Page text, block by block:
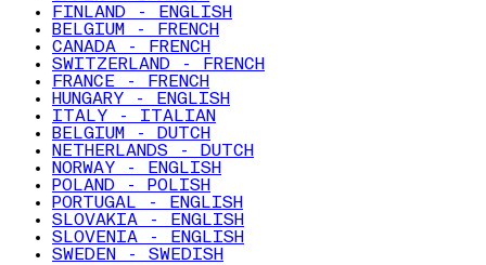
FINLAND - ENGLISH
BELGIUM - FRENCH
CANADA - FRENCH
SWITZERLAND - FRENCH
FRANCE - FRENCH
HUNGARY - ENGLISH
ITALY - ITALIAN
BELGIUM - DUTCH
NETHERLANDS - DUTCH
NORWAY - ENGLISH
POLAND - POLISH
PORTUGAL - ENGLISH
SLOVAKIA - ENGLISH
SLOVENIA - ENGLISH
SWEDEN - SWEDISH